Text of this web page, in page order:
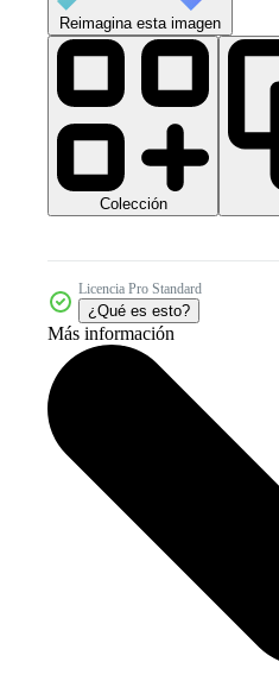
Reimagina esta imagen
Colección
Licencia Pro Standard
¿Qué es esto?
Más información